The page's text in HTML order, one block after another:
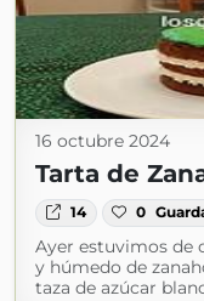
16 octubre 2024
Tarta de
14 0
Ayer estuvimos de
y húmedo de
taza de azúcar